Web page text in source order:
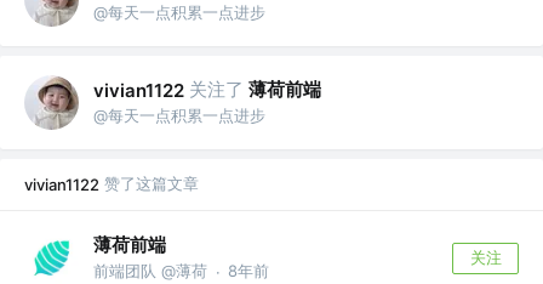
@每天一点积累一点进步
vivian1122 关注了 薄荷前端
@每天一点积累一点进步
vivian1122 赞了这篇文章
薄荷前端
前端团队 @薄荷 · 8年前
关注